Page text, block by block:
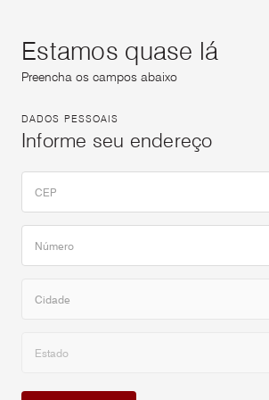
Estamos quase lá
Preencha os campos abaixo
DADOS PESSOAIS
Informe seu endereço